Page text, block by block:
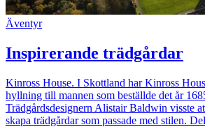
Äventyr
Inspirerande trädgårdar
Kinross House. I Skottland har Kinross
hyllning till mannen som beställde det år
Trädgårdsdesignern Alistair Baldwin visste
skapa trädgårdar som passade med stilen.